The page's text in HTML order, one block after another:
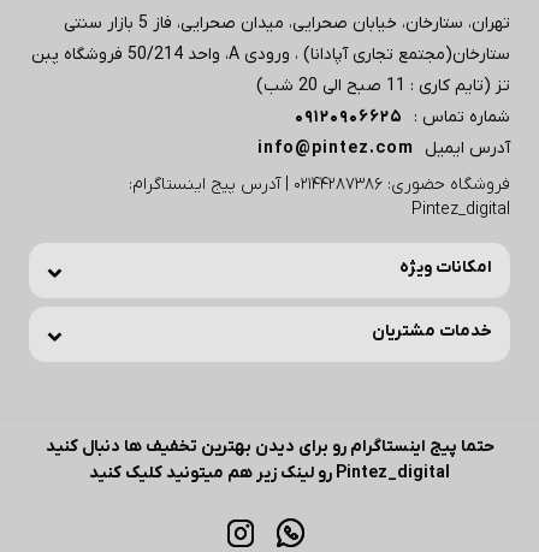
تهران، ستارخان، خیابان صحرایی، میدان صحرایی، فاز 5 بازار سنتی
ستارخان(مجتمع تجاری آپادانا) ، ورودی A، واحد 50/214 فروشگاه پبن
تز (تایم کاری : 11 صبح الی 20 شب)
شماره تماس :
09120906625
آدرس ایمیل
info@pintez.com
فروشگاه حضوری: 02144287386 | آدرس پیج اینستاگرام:
Pintez_digital
امکانات ویژه
خدمات مشتریان
حتما پیج اینستاگرام رو برای دیدن بهترین تخفیف ها دنبال کنید
Pintez_digital رو لینک زیر هم میتونید کلیک کنید